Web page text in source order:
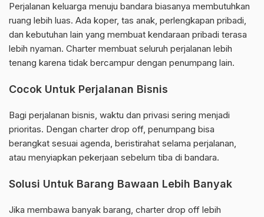
Perjalanan keluarga menuju bandara biasanya membutuhkan
ruang lebih luas. Ada koper, tas anak, perlengkapan pribadi,
dan kebutuhan lain yang membuat kendaraan pribadi terasa
lebih nyaman. Charter membuat seluruh perjalanan lebih
tenang karena tidak bercampur dengan penumpang lain.
Cocok Untuk Perjalanan Bisnis
Bagi perjalanan bisnis, waktu dan privasi sering menjadi
prioritas. Dengan charter drop off, penumpang bisa
berangkat sesuai agenda, beristirahat selama perjalanan,
atau menyiapkan pekerjaan sebelum tiba di bandara.
Solusi Untuk Barang Bawaan Lebih Banyak
Jika membawa banyak barang, charter drop off lebih